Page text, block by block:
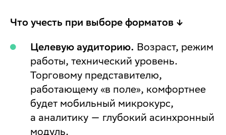
Что учесть при выборе форматов ↓
Целевую аудиторию. Возраст, режим
работы, технический уровень.
Торговому представителю,
работающему «в поле», комфортнее
будет мобильный микрокурс,
а аналитику — глубокий асинхронный
модуль.